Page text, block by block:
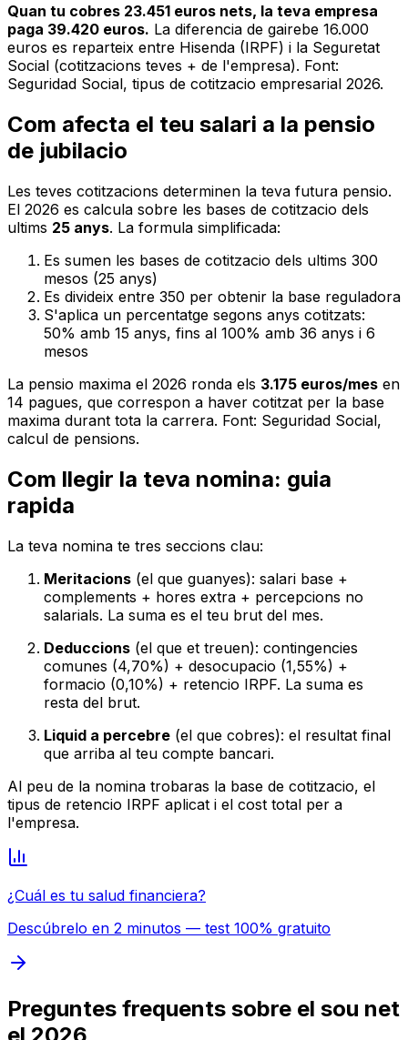
Quan tu cobres 23.451 euros nets, la teva empresa
paga 39.420 euros. La diferencia de gairebe 16.000
euros es reparteix entre Hisenda (IRPF) i la Seguretat
Social (cotitzacions teves + de l'empresa). Font:
Seguridad Social, tipus de cotitzacio empresarial 2026.
Com afecta el teu salari a la pensio
de jubilacio
Les teves cotitzacions determinen la teva futura pensio.
El 2026 es calcula sobre les bases de cotitzacio dels
ultims 25 anys. La formula simplificada:
Es sumen les bases de cotitzacio dels ultims 300
mesos (25 anys)
Es divideix entre 350 per obtenir la base reguladora
S'aplica un percentatge segons anys cotitzats:
50% amb 15 anys, fins al 100% amb 36 anys i 6
mesos
La pensio maxima el 2026 ronda els 3.175 euros/mes en
14 pagues, que correspon a haver cotitzat per la base
maxima durant tota la carrera. Font: Seguridad Social,
calcul de pensions.
Com llegir la teva nomina: guia
rapida
La teva nomina te tres seccions clau:
Meritacions (el que guanyes): salari base +
complements + hores extra + percepcions no
salarials. La suma es el teu brut del mes.
Deduccions (el que et treuen): contingencies
comunes (4,70%) + desocupacio (1,55%) +
formacio (0,10%) + retencio IRPF. La suma es
resta del brut.
Liquid a percebre (el que cobres): el resultat final
que arriba al teu compte bancari.
Al peu de la nomina trobaras la base de cotitzacio, el
tipus de retencio IRPF aplicat i el cost total per a
l'empresa.
¿Cuál es tu salud financiera?
Descúbrelo en 2 minutos — test 100% gratuito
Preguntes frequents sobre el sou net
el 2026